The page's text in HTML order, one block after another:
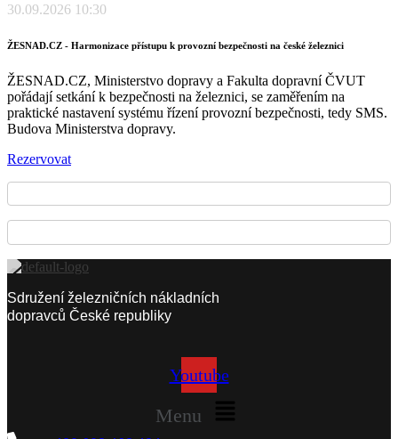
30.09.2026 10:30
ŽESNAD.CZ - Harmonizace přístupu k provozní bezpečnosti na české železnici
ŽESNAD.CZ, Ministerstvo dopravy a Fakulta dopravní ČVUT
pořádají setkání k bezpečnosti na železnici, se zaměřením na
praktické nastavení systému řízení provozní bezpečnosti, tedy SMS.
Budova Ministerstva dopravy.
Rezervovat
Sdružení železničních nákladních
dopravců České republiky
Youtube
Menu